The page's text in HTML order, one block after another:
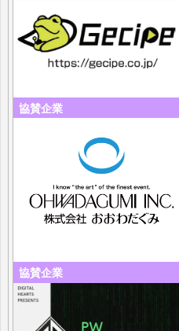
協賛企業
協賛企業